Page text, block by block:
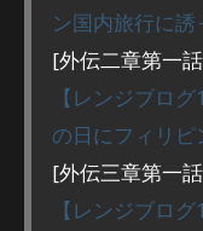
ン国内旅行に誘
[外伝二章第一
【レンジブロ
の日にフィリピ
[外伝三章第一
【レンジブロ